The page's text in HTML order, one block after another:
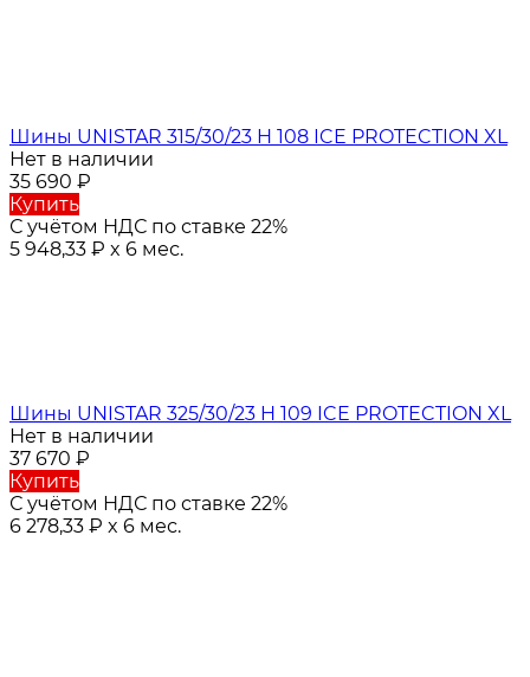
Шины UNISTAR 315/30/23 H 108 ICE PROTECTION XL
Нет в наличии
35 690 ₽
Купить
С учётом НДС по ставке 22%
5 948,33 ₽ x 6 мес.
Шины UNISTAR 325/30/23 H 109 ICE PROTECTION XL
Нет в наличии
37 670 ₽
Купить
С учётом НДС по ставке 22%
6 278,33 ₽ x 6 мес.